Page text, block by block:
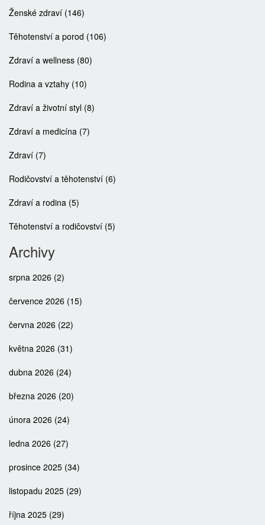
Ženské zdraví (146)
Těhotenství a porod (106)
Zdraví a wellness (80)
Rodina a vztahy (10)
Zdraví a životní styl (8)
Zdraví a medicína (7)
Zdraví (7)
Rodičovství a těhotenství (6)
Zdraví a rodina (5)
Těhotenství a rodičovství (5)
Archivy
srpna 2026 (2)
července 2026 (15)
června 2026 (22)
května 2026 (31)
dubna 2026 (24)
března 2026 (20)
února 2026 (24)
ledna 2026 (27)
prosince 2025 (34)
listopadu 2025 (29)
října 2025 (29)